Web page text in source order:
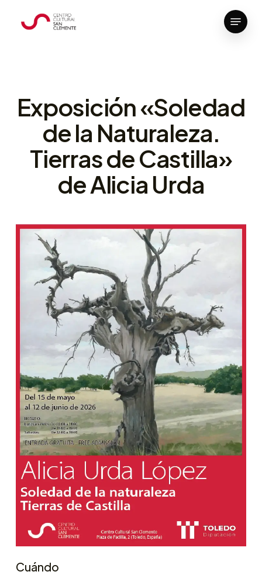
Menu
Exposición «Soledad
de la Naturaleza.
Tierras de Castilla»
de Alicia Urda
Cuándo
Close